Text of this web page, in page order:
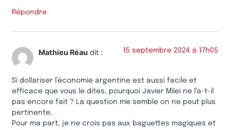
Répondre
Mathieu Réau dit : 15 septembre 2024 à 17h05
Si dollariser l’économie argentine est aussi facile et
efficace que vous le dites, pourquoi Javier Milei ne l’a-t-il
pas encore fait ? La question me semble on ne peut plus
pertinente.
Pour ma part, je ne crois pas aux baguettes magiques et